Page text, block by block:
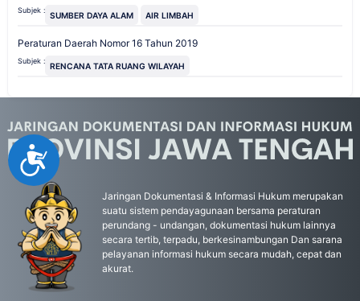
Accessibility
Subjek : SUMBER DAYA ALAM AIR LIMBAH
Peraturan Daerah Nomor 16 Tahun 2019
Subjek : RENCANA TATA RUANG WILAYAH
Jaringan Dokumentasi & Informasi Hukum merupakan
suatu sistem pendayagunaan bersama peraturan
perundang - undangan, dokumentasi hukum lainnya
secara tertib, terpadu, berkesinambungan Dan sarana
pelayanan informasi hukum secara mudah, cepat dan
akurat.